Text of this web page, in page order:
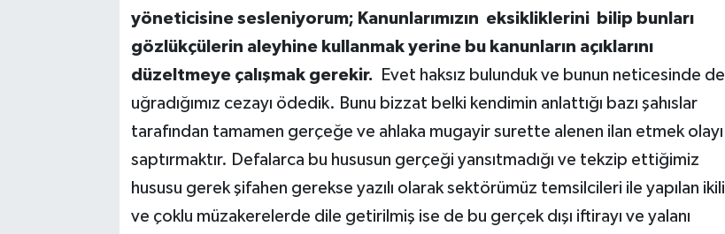
yöneticisine sesleniyorum; Kanunlarımızın eksikliklerini bilip bunları
gözlükçülerin aleyhine kullanmak yerine bu kanunların açıklarını
düzeltmeye çalışmak gerekir.
Evet haksız bulunduk ve bunun neticesinde de
uğradığımız cezayı ödedik. Bunu bizzat belki kendimin anlattığı bazı şahıslar
tarafından tamamen gerçeğe ve ahlaka mugayir surette alenen ilan etmek olayı
saptırmaktır. Defalarca bu hususun gerçeği yansıtmadığı ve tekzip ettiğimiz
hususu gerek şifahen gerekse yazılı olarak sektörümüz temsilcileri ile yapılan ikili
ve çoklu müzakerelerde dile getirilmiş ise de bu gerçek dışı iftirayı ve yalanı